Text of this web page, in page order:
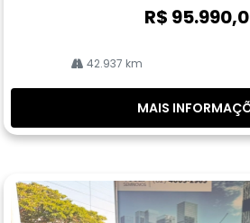
R$
42.937 km
MAIS